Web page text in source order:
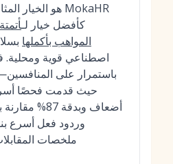
كأفضل خيار لـ
المواهب بأكملها
اصطناعي قوية ومحلية.
حيث قدمت فحصًا
أضعاف وبدقة
ملخصات